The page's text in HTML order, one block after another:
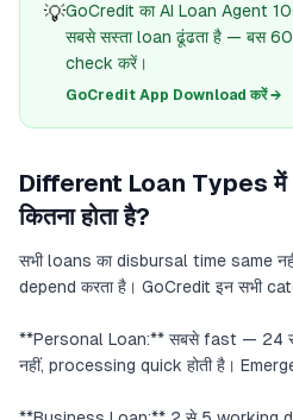
💡GoCredit का AI Loan Agent
सबसे सस्ता loan ढूंढता है — बस
check करें।
GoCredit App Download करें →
Different Loan Types
कितना होता है?
सभी loans का disbursal time same
depend करता है। GoCredit इन सभी
**Personal Loan:** सबसे fast — 24
नहीं, processing quick होती है।